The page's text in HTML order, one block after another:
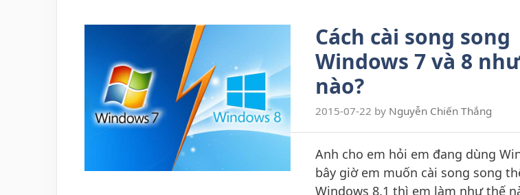
Cách cài song song
Windows 7 và 8
nào?
2015-07-22 by Nguyễn Chiến Thắng
Anh cho em hỏi em đang dùng
bây giờ em muốn cài song song
Windows 8.1 thì em làm như thế